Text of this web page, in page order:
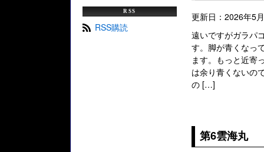
更新日：2026年5
遠いですがガラパ
す。脚が青くなっ
ます。もっと近寄
は余り青くないの
の […]
第6雲海丸
RSS
RSS購読